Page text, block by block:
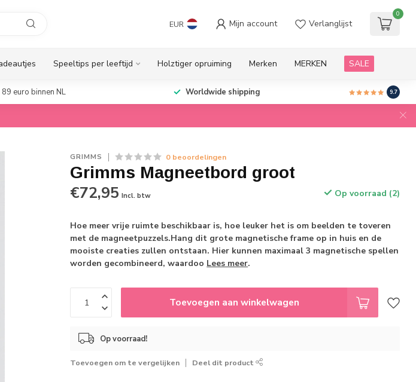
EUR Mijn account Verlanglijst
0
Speeltips per leeftijd Holztiger opruiming Merken MERKEN SALE
euro binnen NL Worldwide shipping 9.7
GRIMMS 0 beoordelingen
Grimms Magneetbord groot
€72,95 Incl. btw Op voorraad (2)
Hoe meer vrije ruimte beschikbaar is, hoe leuker het is om beelden te toveren
met de magneetpuzzels.Hang dit grote magnetische frame op in huis en de
mooiste creaties zullen ontstaan. Hier kunnen maximaal 3 magnetische spellen
worden gecombineerd, waardoo Lees meer.
Toevoegen aan winkelwagen
Op voorraad!
Toevoegen om te vergelijken Deel dit product